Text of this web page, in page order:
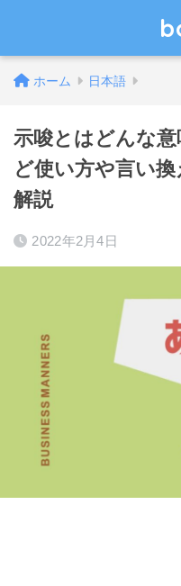
ホーム 日本語
示唆とはどんな
ど使い方や言い
解説
2022年2月4日